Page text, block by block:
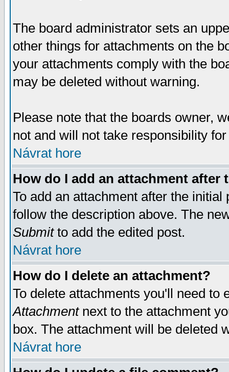
The board administrator sets an
other things for attachments on the
your attachments comply with the
may be deleted without warning.
Please note that the boards owner,
not and will not take responsibility
Návrat hore
How do I add an attachment after
To add an attachment after the
follow the description above. The
Submitto add the edited post.
Návrat hore
How do I delete an attachment?
To delete attachments you'll need
Attachmentnext to the attachment
box. The attachment will be deleted
Návrat hore